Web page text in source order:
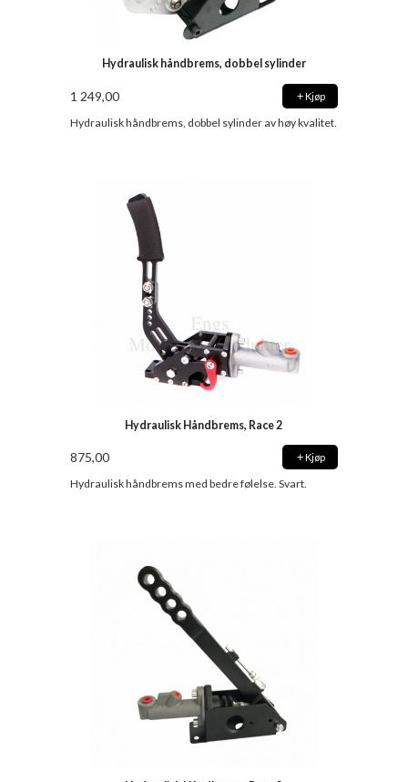
Hydraulisk håndbrems, dobbel sylinder
1 249,00 Kjøp
Hydraulisk håndbrems, dobbel sylinder av høy kvalitet.
Hydraulisk Håndbrems, Race 2
875,00 Kjøp
Hydraulisk håndbrems med bedre følelse. Svart.